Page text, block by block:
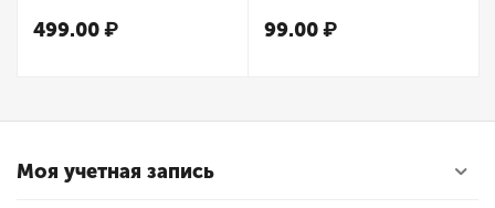
37мл, туба, оранжевый
499.00₽
ассорти
99.00₽
Моя учетная запись